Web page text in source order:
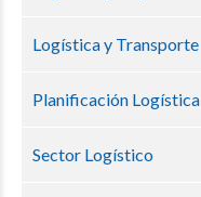
Logística y Transporte
Planificación Logística
Sector Logístico